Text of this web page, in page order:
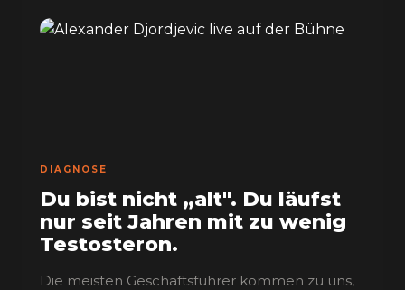
DIAGNOSE
Du bist nicht „alt". Du läufst
nur seit Jahren mit zu wenig
Testosteron.
Die meisten Geschäftsführer kommen zu uns,